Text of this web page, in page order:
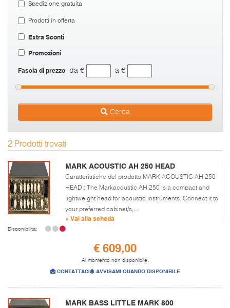
Spedizione gratuita
Prodotti in offerta
Extra Sconti
Promozioni
Fascia di prezzo da € a €
Cerca
2 Prodotti trovati
MARK ACOUSTIC AH 250 HEAD
Caratteristiche del prodotto:MARK ACOUSTIC AH 250
HEAD : The Markacoustic AH 250 is a compact and
lightweight head for acoustic instruments. Connect it to
your preferred cabinet/s,...
» Vai alla scheda
Disponibilità:
€ 609,00
Al momento non disponibile.
CONTATTACI AVVISAMI QUANDO DISPONIBILE
MARK BASS LITTLE MARK 800